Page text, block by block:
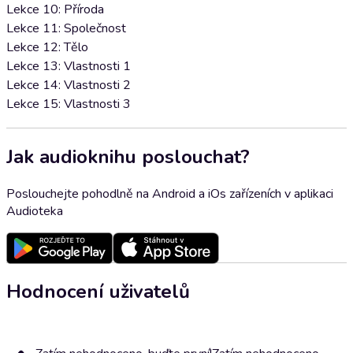
Lekce 10: Příroda
Lekce 11: Společnost
Lekce 12: Tělo
Lekce 13: Vlastnosti 1
Lekce 14: Vlastnosti 2
Lekce 15: Vlastnosti 3
Jak audioknihu poslouchat?
Poslouchejte pohodlně na Android a iOs zařízeních v aplikaci
Audioteka
Hodnocení uživatelů